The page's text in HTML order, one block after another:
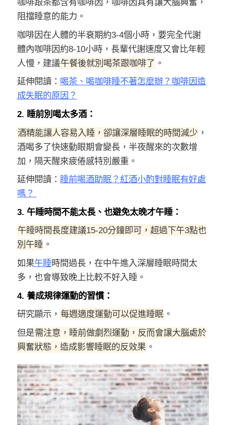
咖啡跟茶都含有咖啡因，咖啡因具有讓大腦興奮，
阻擋睡意的能力。
咖啡因在人體的半衰期約3-4個小時，要完全代謝
體內咖啡因約8-10小時，長輩代謝速度又會比年輕
人慢，建議午餐後就別喝茶跟咖啡了 。
延伸閱讀： 喝茶、喝咖啡睡不著怎麼辦？咖啡因造
成失眠的原因？
2. 睡前別喝太多酒：
酒精能讓人容易入睡，卻讓深層睡眠的時間減少 ，
酒喝多了快速動眼期會變長，半夜醒來的次數增
加，隔天醒來疲倦感特別嚴重。
延伸閱讀： 睡前喝酒助眠？紅酒小酌對睡眠有好處
嗎？
3. 午睡時間不能太長、也避免太晚才午睡：
午睡時間長度建議15-20分鐘即可，超過下午3點也
別午睡 。
如果午睡時間過長，在中午進入深層睡眠時間太
多，也會導致晚上比較不好入睡。
4. 養成規律運動的習慣：
研究顯示， 每週適度運動可以促進睡眠 。
但是需注意，睡前做劇烈運動，反而會讓大腦處於
興奮狀態，造成影響睡眠的反效果 。